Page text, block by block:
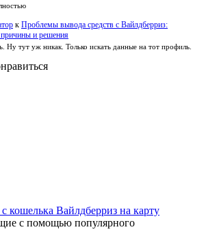
к Проблемы вывода средств с Вайлдберриз:
и решения
Ну тут уж никак. Только искать данные на тот профиль.
кошелька Вайлдберриз на карту
с помощью популярного